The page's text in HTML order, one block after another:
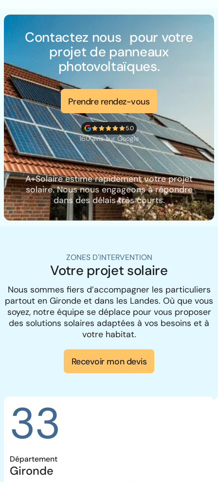
Contactez nous pour votre
projet de panneaux
photovoltaïques.
Prendre rendez-vous
5.0
160 avis sur Google
A+Solaire estime rapidement votre projet
solaire. Nous nous engageons à répondre
dans des délais très courts.
ZONES D'INTERVENTION
Votre projet solaire
Nous sommes fiers d’accompagner les particuliers
partout en Gironde et dans les Landes. Où que vous
soyez, notre équipe se déplace pour vous proposer
des solutions solaires adaptées à vos besoins et à
votre habitat.
Recevoir mon devis
33
Département
Gironde